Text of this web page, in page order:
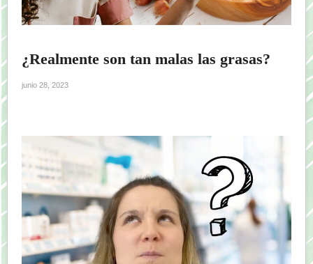
¿Realmente son tan malas las grasas?
junio 28, 2023